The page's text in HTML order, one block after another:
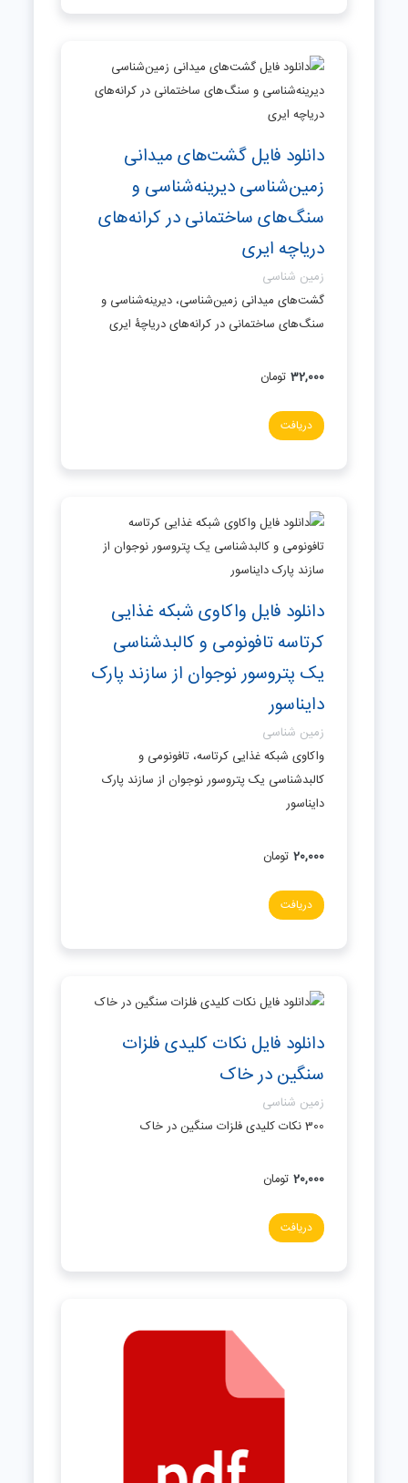
دانلود فایل گشت‌های میدانی
زمین‌شناسی دیرینه‌شناسی و
سنگ‌های ساختمانی در کرانه‌های
دریاچه ایری
زمین شناسی
گشت‌های میدانی زمین‌شناسی، دیرینه‌شناسی و
سنگ‌های ساختمانی در کرانه‌های دریاچۀ ایری
32,000 تومان
دریافت
دانلود فایل واکاوی شبکه غذایی
کرتاسه تافونومی و کالبدشناسی
یک پتروسور نوجوان از سازند پارک
دایناسور
زمین شناسی
واکاوی شبکه غذایی کرتاسه، تافونومی و
کالبدشناسی یک پتروسور نوجوان از سازند پارک
دایناسور
20,000 تومان
دریافت
دانلود فایل نکات کلیدی فلزات
سنگین در خاک
زمین شناسی
300 نکات کلیدی فلزات سنگین در خاک
20,000 تومان
دریافت